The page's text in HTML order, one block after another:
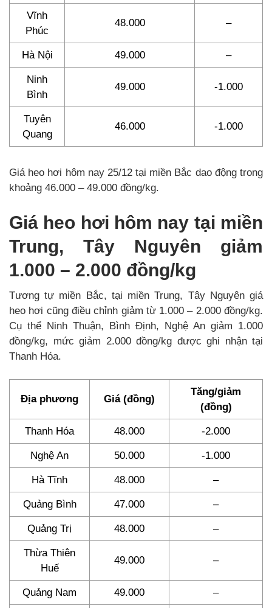
Vĩnh
Phúc
48.000 –
Hà Nội 49.000 –
Ninh
Bình
49.000 -1.000
Tuyên
Quang
46.000 -1.000
Giá heo hơi hôm nay 25/12 tại miền Bắc dao động trong
khoảng 46.000 – 49.000 đồng/kg.
Giá heo hơi hôm nay tại miền
Trung, Tây Nguyên giảm
1.000 – 2.000 đồng/kg
Tương tự miền Bắc, tại miền Trung, Tây Nguyên giá
heo hơi cũng điều chỉnh giảm từ 1.000 – 2.000 đồng/kg.
Cụ thể Ninh Thuận, Bình Định, Nghệ An giảm 1.000
đồng/kg, mức giảm 2.000 đồng/kg được ghi nhận tại
Thanh Hóa.
Địa phương Giá (đồng)
Tăng/giảm
(đồng)
Thanh Hóa 48.000 -2.000
Nghệ An 50.000 -1.000
Hà Tĩnh 48.000 –
Quảng Bình 47.000 –
Quảng Trị 48.000 –
Thừa Thiên
Huế
49.000 –
Quảng Nam 49.000 –